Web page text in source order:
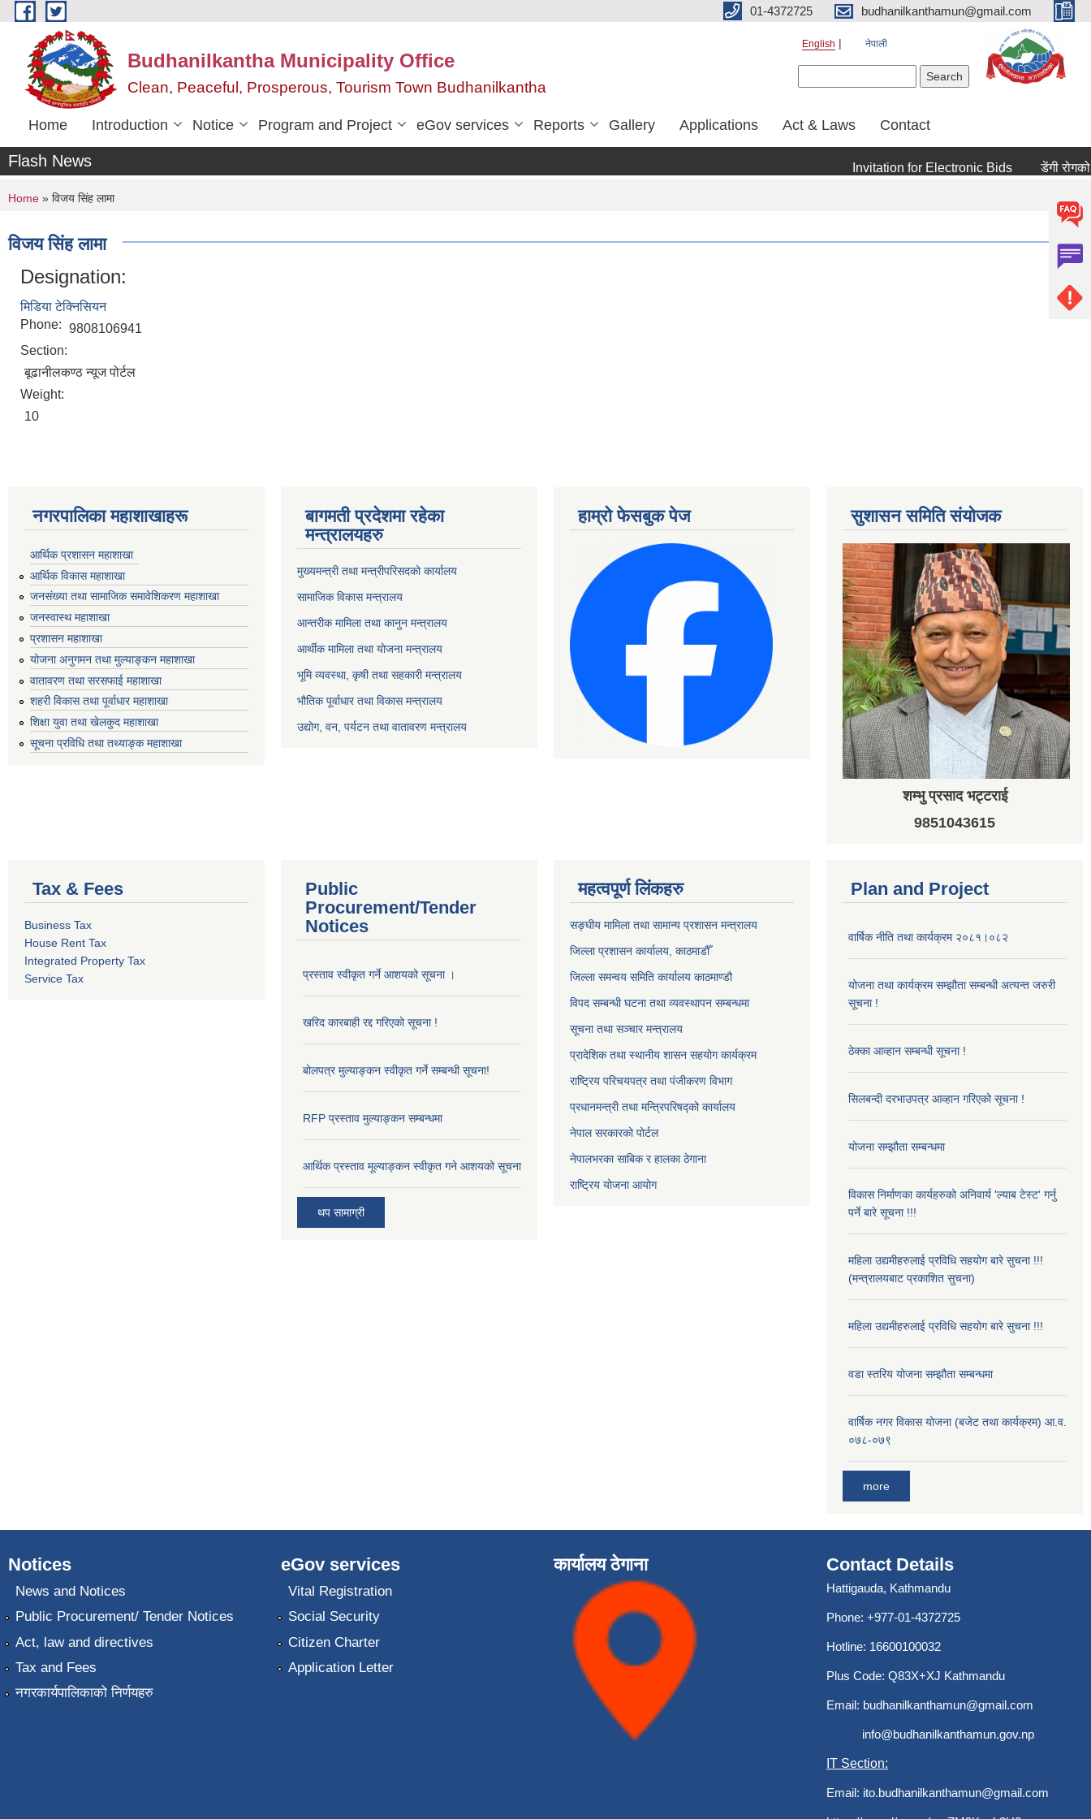
Skip to main content 01-4372725 budhanilkanthamun@gmail.com
Budhanilkantha Municipality Office
Clean, Peaceful, Prosperous, Tourism Town Budhanilkantha
English नेपाली
Home Introduction Notice Program and Project eGov services Reports Gallery Applications Act & Laws Contact
Flash News Invitation for Electronic Bids डेंगी रोगको
You are here
Home » विजय सिंह लामा
विजय सिंह लामा
Designation:
मिडिया टेक्निसियन
Phone: 9808106941
Section:
बूढानीलकण्ठ न्यूज पोर्टल
Weight:
10
नगरपालिका महाशाखाहरू
आर्थिक प्रशासन महाशाखा
आर्थिक विकास महाशाखा
जनसंख्या तथा सामाजिक समावेशिकरण महाशाखा
जनस्वास्थ महाशाखा
प्रशासन महाशाखा
योजना अनुगमन तथा मुल्याङ्कन महाशाखा
वातावरण तथा सरसफाई महाशाखा
शहरी विकास तथा पूर्वाधार महाशाखा
शिक्षा युवा तथा खेलकुद महाशाखा
सूचना प्रविधि तथा तथ्याङ्क महाशाखा
बागमती प्रदेशमा रहेका
मन्त्रालयहरु
मुख्यमन्त्री तथा मन्त्रीपरिसदको कार्यालय
सामाजिक विकास मन्त्रालय
आन्तरीक मामिला तथा कानुन मन्त्रालय
आर्थीक मामिला तथा योजना मन्त्रालय
भूमि व्यवस्था, कृषी तथा सहकारी मन्त्रालय
भौतिक पूर्वाधार तथा विकास मन्त्रालय
उद्योग, वन, पर्यटन तथा वातावरण मन्त्रालय
हाम्रो फेसबुक पेज सुशासन समिति संयोजक
शम्भु प्रसाद भट्टराई
9851043615
Tax & Fees
Business Tax
House Rent Tax
Integrated Property Tax
Service Tax
Public
Procurement/Tender
Notices
प्रस्ताव स्वीकृत गर्ने आशयको सूचना ।
खरिद कारबाही रद्द गरिएको सूचना !
बोलपत्र मुल्याङ्कन स्वीकृत गर्ने सम्बन्धी सूचना!
RFP प्रस्ताव मुल्याङ्कन सम्बन्धमा
आर्थिक प्रस्ताव मूल्याङ्कन स्वीकृत गने आशयको सूचना
थप सामाग्री
महत्वपूर्ण लिंकहरु
सङ्‍घीय मामिला तथा सामान्य प्रशासन मन्त्रालय
जिल्ला प्रशासन कार्यालय, काठमाडौँ
जिल्ला समन्वय समिति कार्यालय काठमाण्ड‌ौ
विपद सम्बन्धी घटना तथा व्यवस्थापन सम्बन्धमा
सूचना तथा सञ्चार मन्त्रालय
प्रादेशिक तथा स्थानीय शासन सहयोग कार्यक्रम
राष्ट्रिय परिचयपत्र तथा पंजीकरण विभाग
प्रधानमन्त्री तथा मन्त्रिपरिषद्को कार्यालय
नेपाल सरकारको पोर्टल
नेपालभरका साबिक र हालका ठेगाना
राष्ट्रिय योजना आयोग
Plan and Project
वार्षिक नीति तथा कार्यक्रम २०८१।०८२
योजना तथा कार्यक्रम सम्झौता सम्बन्धी अत्यन्त जरुरी
सूचना !
ठेक्का आव्हान सम्बन्धी सूचना !
सिलबन्दी दरभाउपत्र आव्हान गरिएको सूचना !
योजना सम्झौता सम्बन्धमा
विकास निर्माणका कार्यहरुको अनिवार्य 'ल्याब टेस्ट' गर्नु
पर्ने बारे सूचना !!!
महिला उद्यमीहरुलाई प्रविधि सहयोग बारे सुचना !!!
(मन्त्रालयबाट प्रकाशित सुचना)
महिला उद्यमीहरुलाई प्रविधि सहयोग बारे सुचना !!!
वडा स्तरिय योजना सम्झौता सम्बन्धमा
वार्षिक नगर विकास योजना (बजेट तथा कार्यक्रम) आ.व.
०७८-०७९
more
Notices
News and Notices
Public Procurement/ Tender Notices
Act, law and directives
Tax and Fees
नगरकार्यपालिकाको निर्णयहरु
eGov services
Vital Registration
Social Security
Citizen Charter
Application Letter
कार्यालय ठेगाना Contact Details
Hattigauda, Kathmandu
Phone: +977-01-4372725
Hotline: 16600100032
Plus Code: Q83X+XJ Kathmandu
Email: budhanilkanthamun@gmail.com
info@budhanilkanthamun.gov.np
IT Section:
Email: ito.budhanilkanthamun@gmail.com